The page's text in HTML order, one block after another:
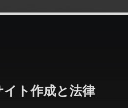
ト作成と法律